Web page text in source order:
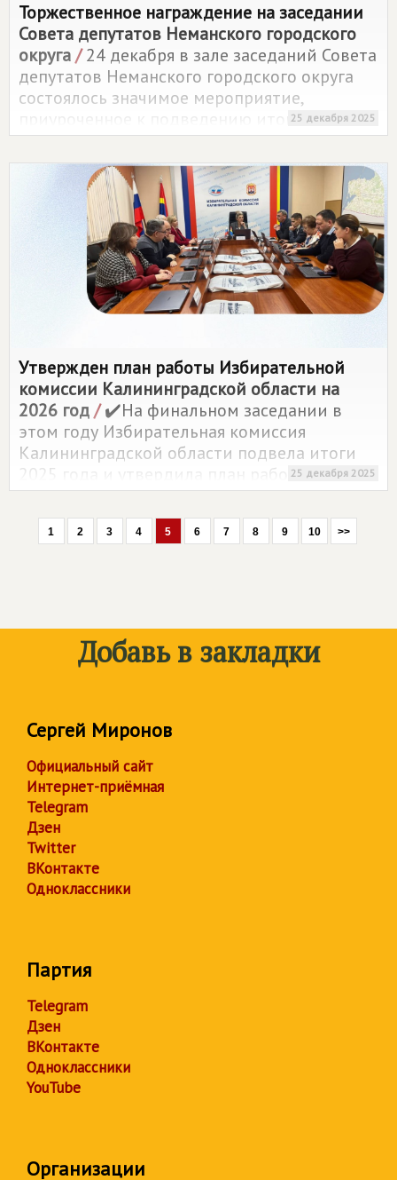
Торжественное награждение на заседании
Совета депутатов Неманского городского
округа/24 декабря в зале заседаний Совета
депутатов Неманского городского округа
состоялось значимое мероприятие,
приуроченное к подведению итогов
профессиональной и общественной
деятельности за год.
25 декабря 2025
Утвержден план работы Избирательной
комиссии Калининградской области на
2026 год/✔️На финальном заседании в
этом году Избирательная комиссия
Калининградской области подвела итоги
2025 года и утвердила план работы на 2026
год
25 декабря 2025
1 2 3 4 5 6 7 8 9 10 >>
Добавь в закладки
Сергей Миронов
Официальный сайт
Интернет-приёмная
Telegram
Дзен
Twitter
ВКонтакте
Одноклассники
Партия
Telegram
Дзен
ВКонтакте
Одноклассники
YouTube
Организации